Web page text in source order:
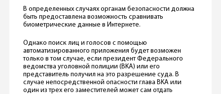
В определенных случаях органам безопасности должна
быть предоставлена возможность сравнивать
биометрические данные в Интернете.
Однако поиск лиц и голосов с помощью
автоматизированного приложения будет возможен
только в том случае, если президент Федерального
ведомства уголовной полиции (BKA) или его
представитель получил на это разрешение суда. В
случае непосредственной опасности глава BKA или
один из трех его заместителей может сам отдать